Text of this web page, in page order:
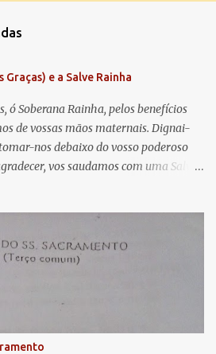
e a Salve Rainha
ó Soberana Rainha, pelos benefícios
de vossas mãos maternais. Dignai-
nos debaixo do vosso poderoso
vos saudamos com uma Salve
nossa, estes vossos olhos
e depois deste desterro, mostrai-nos
ventre, ó clemente, ó piedosa, ó
Rogai por nós Santa Mãe de Deus.
promessas de Cristo. Amém.